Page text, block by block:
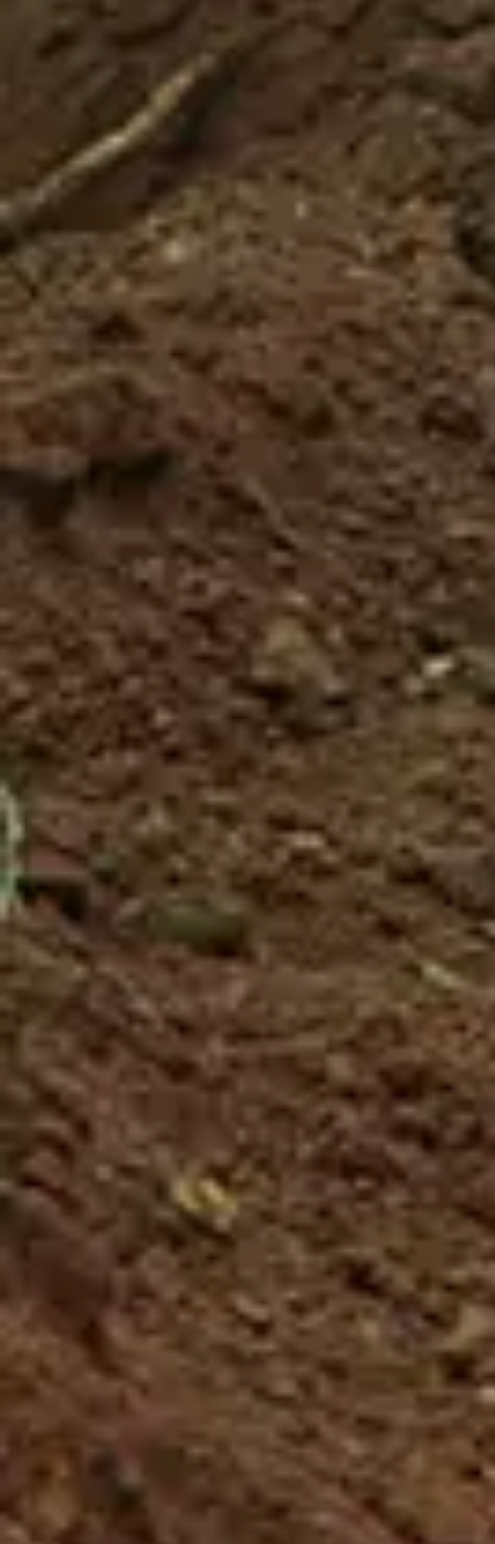
$185.00
Couple Pass
Dependiendo de la temporada, habrá espera de
entre 1 hora a 1 hora 30 minutos para realizar las
aventuras, le recomendamos llegar 30 minutos
antes de la hora elegida
El Couple Pass es para 2 personas, incluye en un
sólo día, 1 combo por persona, 2 combos en total y
un único cupón para las 2 personas de $25
canjeables en los restaurantes.
Disponible por tiempo limitado. Los 2 participantes
pueden elegir el mismo combo o diferentes de los
siguientes combos:
Zipline + Bestia
Zipline +Climbing Towers
Zipline + Monstruo
Zipline + Toro Roller
Zipline + ToroBike
Monstruo + ToroBike
Bestia + ToroBike
Adjunta una nota a tu reserva al momento de la
compra, con los combos a realizar
Es una venta final
Debe cumplir con los requerimientos de
seguridad de cada combo.
Debes realizar una reservación previa, el
turno para realizar la actividad es asignado
por orden de llegada.
Sujeto a la disponibilidad de cada tour.
Requerido:
Peso mínimo: 100 libras
Peso máximo: 250 libras
Altura mínima: 4 ft
Deberás estar 30 minutos antes de la
experiencia
No se permiten elementos colgantes
No raincheck
No hay devoluciones ni reembolsos de dinero
Se requiere el uso de zapatos cerrados
MIN. 99 Lbs
MAX. 250 Lbs
SON REQUERIDOS
Reserva Ahora